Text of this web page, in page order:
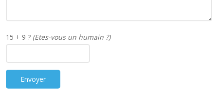
15 + 9 ? (Etes-vous un humain ?)